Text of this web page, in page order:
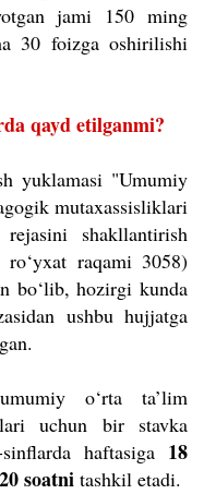
jami 150 ming
30 foizga oshirilishi
qayd etilganmi?
yuklamasi "Umumiy
mutaxassisliklari
shakllantirish
ro‘yxat raqami 3058)
bo‘lib, hozirgi kunda
ushbu hujjatga
o‘rta ta’lim
uchun bir stavka
haftasiga 18
20 soatni tashkil etadi.